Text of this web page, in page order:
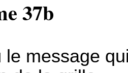
37b
le message